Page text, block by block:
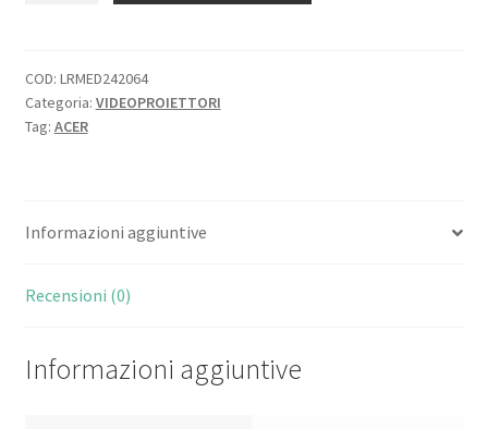
WUXGA
3.500
ANSI
FORMATO
1xVGA
COD: LRMED242064
Categoria: VIDEOPROIETTORI
Tag: ACER
Informazioni aggiuntive
Recensioni (0)
Informazioni aggiuntive